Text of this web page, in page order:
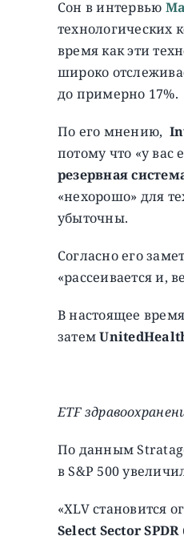
Сон в интервью
технологических
время как эти
широко
до примерно 17%.
По его мнению,
потому что «у вас
резервная
«нехорошо» для
убыточны.
Согласно его
«рассеивается и,
В настоящее
затем
ETF
По данным
в S&P 500
«XLV становится
Select Sector SPDR